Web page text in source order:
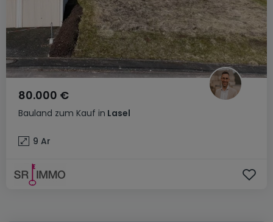
Bauland zum Kauf in Lasel
80.000 €
9 Ar